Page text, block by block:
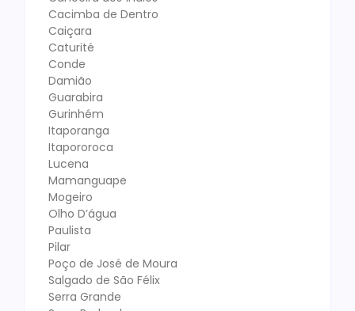
Cacimba de Dentro
Caiçara
Caturité
Conde
Damião
Guarabira
Gurinhém
Itaporanga
Itapororoca
Lucena
Mamanguape
Mogeiro
Olho D’água
Paulista
Pilar
Poço de José de Moura
Salgado de São Félix
Serra Grande